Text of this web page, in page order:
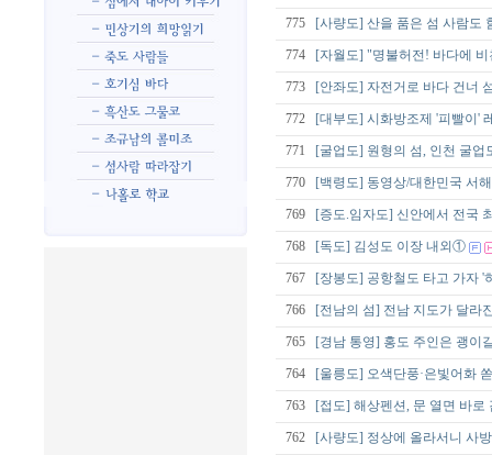
775 [사량도] 산을 품은 섬 사람도
774 [자월도] "명불허전! 바다에
773 [안좌도] 자전거로 바다 건너
772 [대부도] 시화방조제 '피빨이'
771 [굴업도] 원형의 섬, 인천 굴업
770 [백령도] 동영상/대한민국 서
769 [증도.임자도] 신안에서 전국
768 [독도] 김성도 이장 내외①
767 [장봉도] 공항철도 타고 가자 '
766 [전남의 섬] 전남 지도가 달라
765 [경남 통영] 홍도 주인은 괭이
764 [울릉도] 오색단풍·은빛어화
763 [접도] 해상펜션, 문 열면 바로
762 [사량도] 정상에 올라서니 사